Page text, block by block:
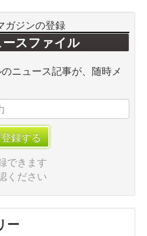
ガジンの登録
スファイル
ニュース記事が、随時メ
登録する
できます
ください
ー